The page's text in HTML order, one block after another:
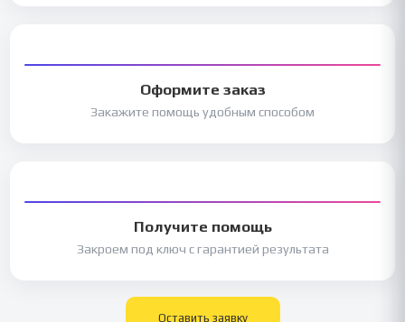
Оформите заказ
Закажите помощь удобным способом
Получите помощь
Закроем под ключ с гарантией результата
Оставить заявку